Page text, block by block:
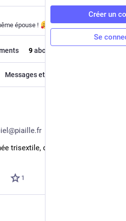
épouse !
9abonné·e·s
Messages et réponses
trisextile, demain est donc le 30
1
Créer un
Se